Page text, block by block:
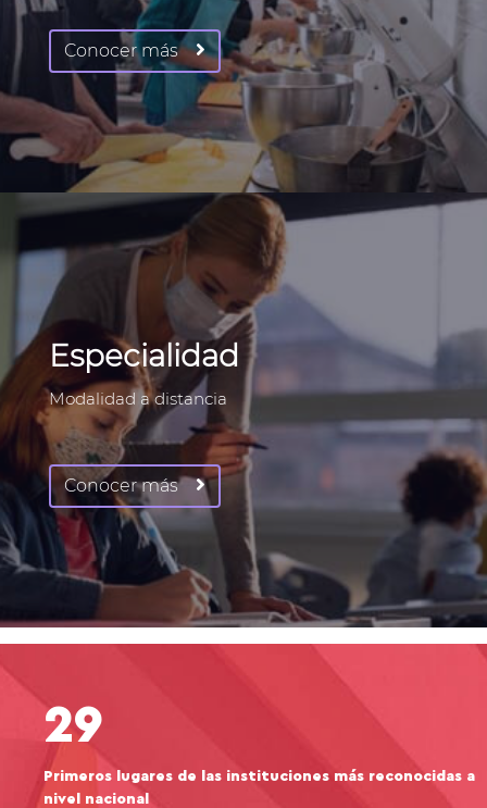
Conocer más
Especialidad
Modalidad a distancia
Conocer más
29
Primeros lugares de las instituciones más reconocidas a
nivel nacional